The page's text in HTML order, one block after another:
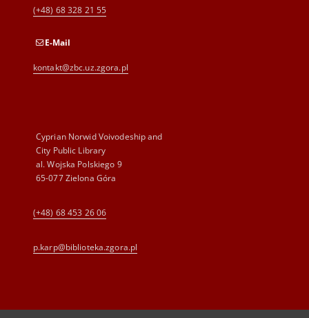
(+48) 68 328 21 55
E-Mail
kontakt@zbc.uz.zgora.pl
Cyprian Norwid Voivodeship and
City Public Library
al. Wojska Polskiego 9
65-077 Zielona Góra
(+48) 68 453 26 06
p.karp@biblioteka.zgora.pl